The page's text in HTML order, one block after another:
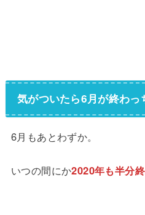
気がついたら6月が終わっ
6月もあとわずか。
いつの間にか2020年も半分